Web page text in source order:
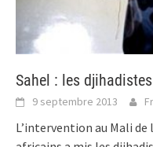
Sahel : les
9 septembre 2013
L’intervention au Mali de